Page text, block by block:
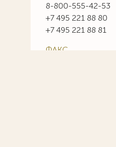
8-800-555-42-53
+7 495 221 88 80
+7 495 221 88 81
ФАКС